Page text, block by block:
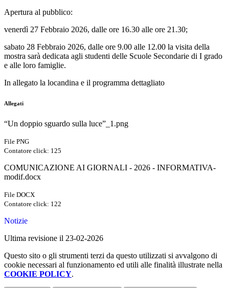
Apertura al pubblico:
venerdì 27 Febbraio 2026, dalle ore 16.30 alle ore 21.30;
sabato 28 Febbraio 2026, dalle ore 9.00 alle 12.00 la visita della
mostra sarà dedicata agli studenti delle Scuole Secondarie di I grado
e alle loro famiglie.
In allegato la locandina e il programma dettagliato
Allegati
“Un doppio sguardo sulla luce”_1.png
File PNG
Contatore click: 125
COMUNICAZIONE AI GIORNALI - 2026 - INFORMATIVA-
modif.docx
File DOCX
Contatore click: 122
Notizie
Ultima revisione il 23-02-2026
Questo sito o gli strumenti terzi da questo utilizzati si avvalgono di
cookie necessari al funzionamento ed utili alle finalità illustrate nella
COOKIE POLICY.